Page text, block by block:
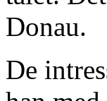
Donau.
De